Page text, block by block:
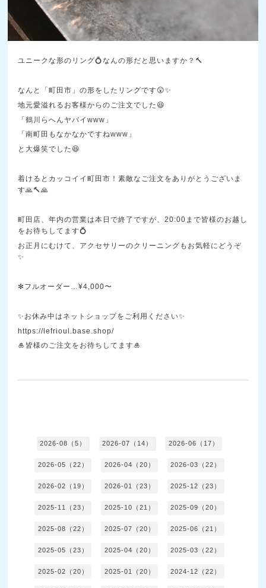
ユニークな形のリング💍なんの形だと思いますか？🔨
なんと「町田市」の形をしたリングです😲✨
地元愛溢れるお客様からのご注文でした😆
「鶴川らへんヤバイwww」
「南町田もなかなかですねwww」
と大爆笑でした😆
着けるとカッコイイ町田市！素敵なご注文をありがとうございま
す🙏🔨🙏
町田店、年内の営業は本日で終了ですが、20:00まで皆様のお越し
をお待ちしてます💍
お正月にむけて、アクセサリーのクリーニングもお気軽にどうぞ
✨
✻フルオーダー…¥4,000〜
✨お休み中はネットショップをご利用ください✨
https://lefrioul.base.shop/
🎍皆様のご注文をお待ちしてます🎍
2026-08（5） 2026-07（14） 2026-06（17）
2026-05（22） 2026-04（20） 2026-03（22）
2026-02（19） 2026-01（23） 2025-12（23）
2025-11（23） 2025-10（21） 2025-09（20）
2025-08（22） 2025-07（20） 2025-06（21）
2025-05（23） 2025-04（20） 2025-03（22）
2025-02（20） 2025-01（20） 2024-12（22）